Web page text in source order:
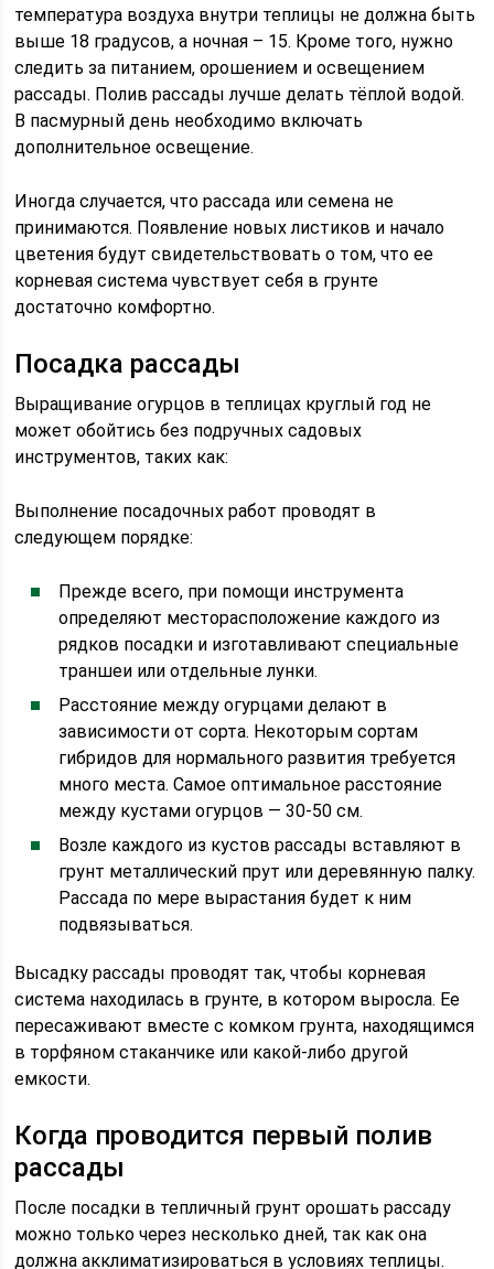
температура воздуха внутри теплицы не должна быть
выше 18 градусов, а ночная – 15. Кроме того, нужно
следить за питанием, орошением и освещением
рассады. Полив рассады лучше делать тёплой водой.
В пасмурный день необходимо включать
дополнительное освещение.
Иногда случается, что рассада или семена не
принимаются. Появление новых листиков и начало
цветения будут свидетельствовать о том, что ее
корневая система чувствует себя в грунте
достаточно комфортно.
Посадка рассады
Выращивание огурцов в теплицах круглый год не
может обойтись без подручных садовых
инструментов, таких как:
Выполнение посадочных работ проводят в
следующем порядке:
Прежде всего, при помощи инструмента
определяют месторасположение каждого из
рядков посадки и изготавливают специальные
траншеи или отдельные лунки.
Расстояние между огурцами делают в
зависимости от сорта. Некоторым сортам
гибридов для нормального развития требуется
много места. Самое оптимальное расстояние
между кустами огурцов — 30-50 см.
Возле каждого из кустов рассады вставляют в
грунт металлический прут или деревянную палку.
Рассада по мере вырастания будет к ним
подвязываться.
Высадку рассады проводят так, чтобы корневая
система находилась в грунте, в котором выросла. Ее
пересаживают вместе с комком грунта, находящимся
в торфяном стаканчике или какой-либо другой
емкости.
Когда проводится первый полив
рассады
После посадки в тепличный грунт орошать рассаду
можно только через несколько дней, так как она
должна акклиматизироваться в условиях теплицы.